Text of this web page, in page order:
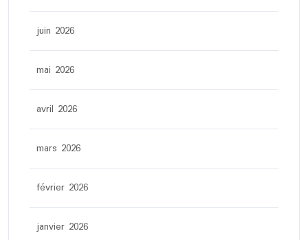
juin 2026
mai 2026
avril 2026
mars 2026
février 2026
janvier 2026